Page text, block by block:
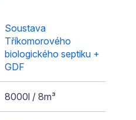
Soustava
Tříkomorového
biologického septiku +
GDF
8000l / 8m³